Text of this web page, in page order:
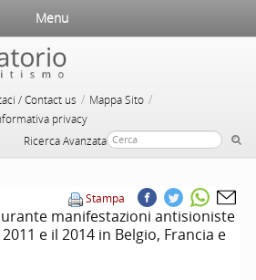
/ Contact us / Mappa Sito /
privacy
Ricerca Avanzata
Menu
Stampa
manifestazioni antisioniste
e il 2014 in Belgio, Francia e